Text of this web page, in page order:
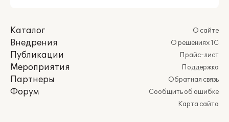
Каталог
Внедрения
Публикации
Мероприятия
Партнеры
Форум
О сайте
О решениях 1С
Прайс-лист
Поддержка
Обратная связь
Сообщить об ошибке
Карта сайта